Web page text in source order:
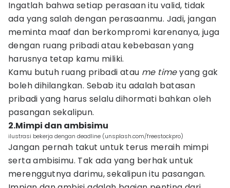
Ingatlah bahwa setiap perasaan itu valid, tidak
ada yang salah dengan perasaanmu. Jadi, jangan
meminta maaf dan berkompromi karenanya, juga
dengan ruang pribadi atau kebebasan yang
harusnya tetap kamu miliki.
Kamu butuh ruang pribadi atau me timeyang gak
boleh dihilangkan. Sebab itu adalah batasan
pribadi yang harus selalu dihormati bahkan oleh
pasangan sekalipun.
2.Mimpi dan ambisimu
ilustrasi bekerja dengan deadline (unsplash.com/freestockpro)
Jangan pernah takut untuk terus meraih mimpi
serta ambisimu. Tak ada yang berhak untuk
merenggutnya darimu, sekalipun itu pasangan.